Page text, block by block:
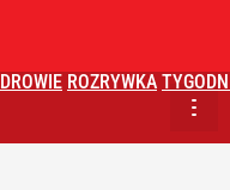
ROZRYWKA